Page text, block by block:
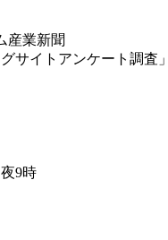
産業新聞
サイトアンケート調査
9時